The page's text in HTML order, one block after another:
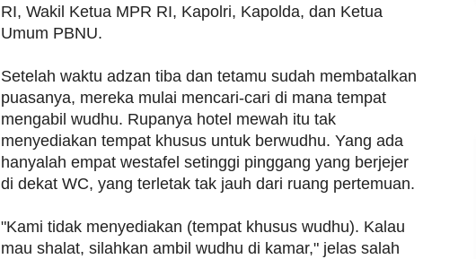
RI, Wakil Ketua MPR RI, Kapolri, Kapolda, dan Ketua
Umum PBNU.
Setelah waktu adzan tiba dan tetamu sudah membatalkan
puasanya, mereka mulai mencari-cari di mana tempat
mengabil wudhu. Rupanya hotel mewah itu tak
menyediakan tempat khusus untuk berwudhu. Yang ada
hanyalah empat westafel setinggi pinggang yang berjejer
di dekat WC, yang terletak tak jauh dari ruang pertemuan.
"Kami tidak menyediakan (tempat khusus wudhu). Kalau
mau shalat, silahkan ambil wudhu di kamar," jelas salah